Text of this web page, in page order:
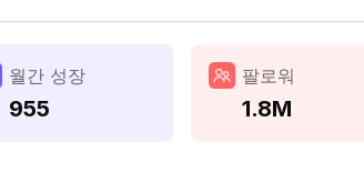
월간 성장
955
팔로워
1.8M